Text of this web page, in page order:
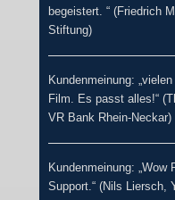
begeistert. “ (Friedrich
Stiftung)
Kundenmeinung:
Film. Es passt alles!“
VR Bank Rhein-Neckar)
Kundenmeinung: „Wow
Support.“ (Nils Liersch,